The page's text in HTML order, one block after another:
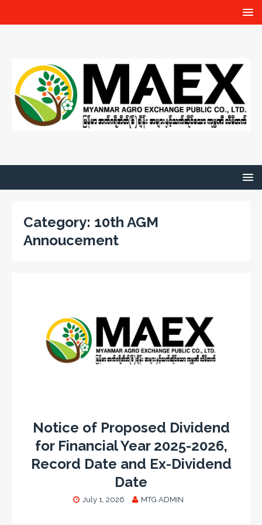
Category: 10th AGM
Annoucement
Notice of Proposed Dividend
for Financial Year 2025-2026,
Record Date and Ex-Dividend
Date
July 1, 2026 MTG ADMIN